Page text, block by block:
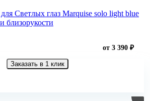
Светлых глаз Marquise solo light blue
близорукости
от 3 390 ₽
Заказать в 1 клик